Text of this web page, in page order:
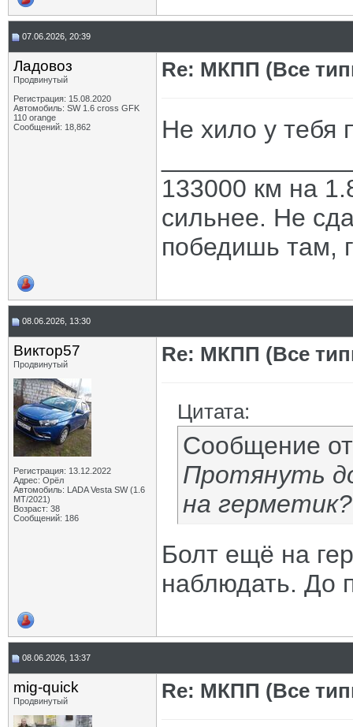
07.06.2026, 20:39
Ладовоз
Продвинутый
Регистрация: 15.08.2020
Автомобиль: SW 1.6 cross GFK
110 orange
Сообщений: 18,862
Re: МКПП (Все
Не хило у тебя
133000 км на
сильнее. Не
победишь там,
08.06.2026, 13:30
Виктор57
Продвинутый
Регистрация: 13.12.2022
Адрес: Орёл
Автомобиль: LADA Vesta SW (1.6
МТ/2021)
Возраст: 38
Сообщений: 186
Re: МКПП (Все
Цитата:
Сообщение
Протянуть
на герметик?
Болт ещё на
наблюдать. До
08.06.2026, 13:37
mig-quick
Продвинутый Re: МКПП (Все